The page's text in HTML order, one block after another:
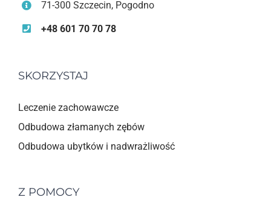
71-300 Szczecin, Pogodno
+48 601 70 70 78
SKORZYSTAJ
Leczenie zachowawcze
Odbudowa złamanych zębów
Odbudowa ubytków i nadwrażliwość
Z POMOCY